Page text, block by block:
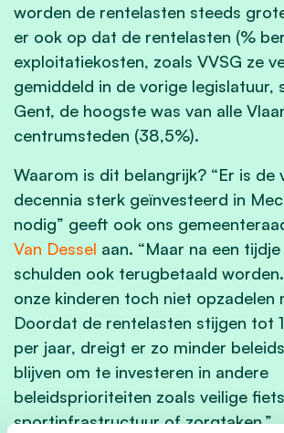
worden de rentelasten steeds
er ook op dat de rentelasten (%
exploitatiekosten, zoals VVSG ze
gemiddeld in de vorige legislatuur,
Gent, de hoogste was van alle
centrumsteden (38,5%).
Waarom is dit belangrijk? “Er is de
decennia sterk geïnvesteerd in
nodig” geeft ook ons
Van Dessel aan. “Maar na een
schulden ook terugbetaald
onze kinderen toch niet opzadelen
Doordat de rentelasten stijgen tot
per jaar, dreigt er zo minder
blijven om te investeren in andere
beleidsprioriteiten zoals veilige
sportinfrastructuur of zorgtaken.”